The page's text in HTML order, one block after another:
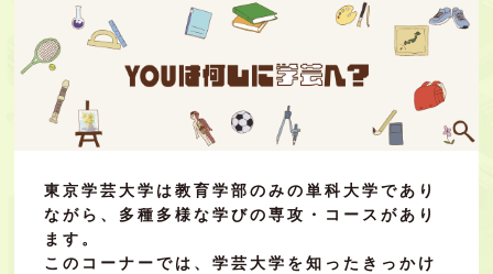
東京学芸大学は教育学部のみの単科大学であり
ながら、多種多様な学びの専攻・コースがあり
ます。
このコーナーでは、学芸大学を知ったきっかけ